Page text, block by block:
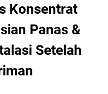
Konsentrat
Panas &
Setelah